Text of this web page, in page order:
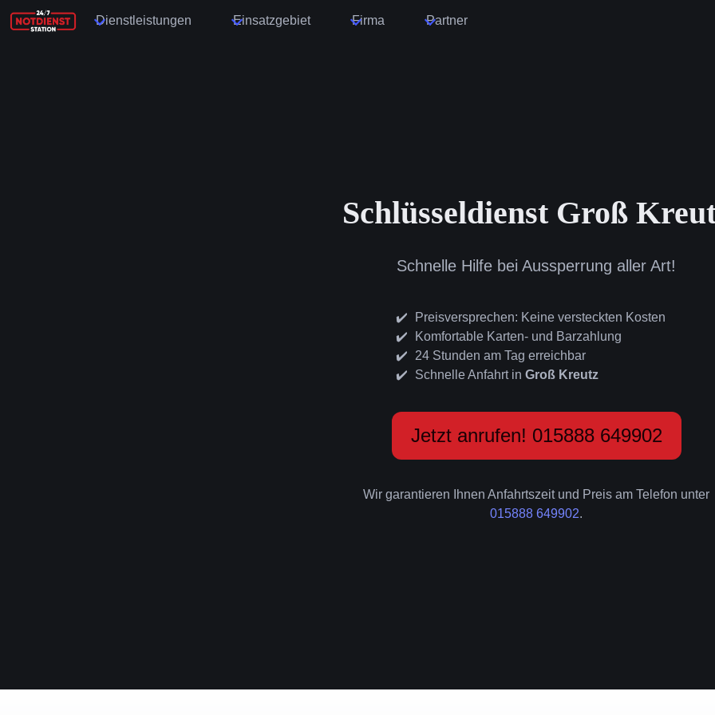
Dienstleistungen Einsatzgebiet Firma Partner
Schlüsseldienst Groß
Schnelle Hilfe bei Aussperrung aller Art!
Preisversprechen: Keine versteckten Kosten
Komfortable Karten- und Barzahlung
24 Stunden am Tag erreichbar
Schnelle Anfahrt in Groß Kreutz
Jetzt anrufen! 015888 649902
Wir garantieren Ihnen Anfahrtszeit und Preis am Telefon unter
015888 649902.